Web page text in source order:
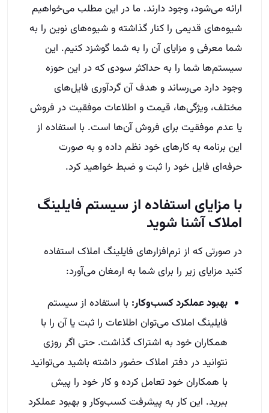
ارائه می‌شود، وجود دارند. ما در این مطلب می‌خواهیم
شیوه‌های قدیمی را کنار گذاشته و شیوه‌های نوین را به
شما معرفی و مزایای آن را به شما گوشزد کنیم. این
سیستم‌ها شما را به حداکثر سودی که در این حوزه
وجود دارد می‌رساند و هدف آن گردآوری فایل‌های
مختلف، ویژگی‌ها، قیمت و اطلاعات موفقیت در فروش
یا عدم موفقیت برای فروش آن‌ها است. با استفاده از
این برنامه به کارهای خود نظم داده و به صورت
حرفه‌ای فایل خود را ثبت و ضبط خواهید کرد.
با مزایای استفاده از سیستم فایلینگ
املاک آشنا شوید
در صورتی که از نرم‌افزارهای فایلینگ املاک استفاده
کنید مزایای زیر را برای شما به ارمغان می‌آورد:
بهبود عملکرد کسب‌و‌کار: با استفاده از سیستم
فایلینگ املاک می‌توان اطلاعات را ثبت یا آن را با
همکاران خود به اشتراک گذاشت. حتی اگر روزی
نتوانید در دفتر املاک حضور داشته باشید می‌توانید
با همکاران خود تعامل کرده و کار خود را پیش
ببرید. این کار به پیشرفت کسب‌وکار و بهبود عملکرد